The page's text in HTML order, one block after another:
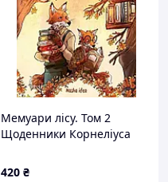
Мемуари лісу. Том 2
Щоденники Корнеліуса
420 ₴